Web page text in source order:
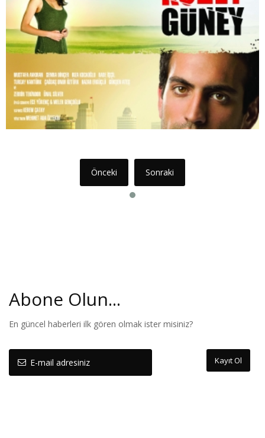
Önceki Sonraki
Abone Olun...
En güncel haberleri ilk gören olmak ister misiniz?
Kayıt Ol